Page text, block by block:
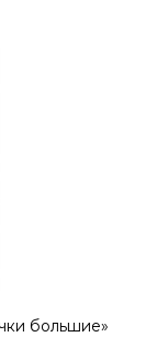
большие»